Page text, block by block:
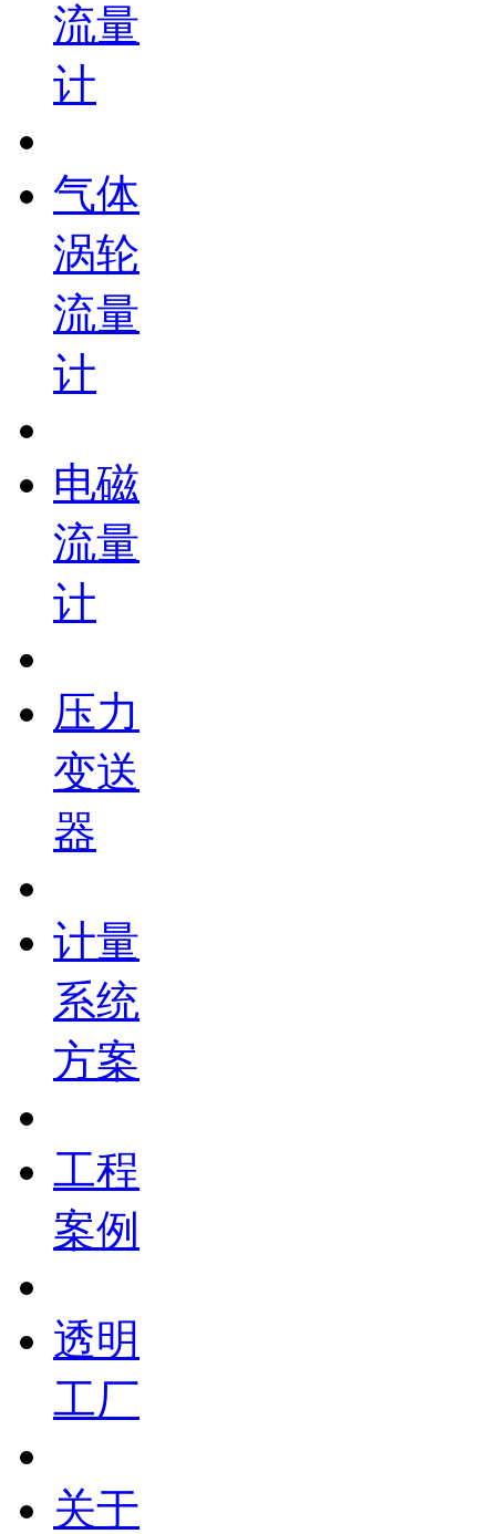
流量
计
气体
涡轮
流量
计
电磁
流量
计
压力
变送
器
计量
系统
方案
工程
案例
透明
工厂
关于